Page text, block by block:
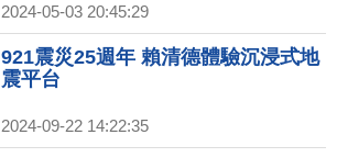
2024-05-03 20:45:29
921震災25週年 賴清德體驗沉浸式地
震平台
2024-09-22 14:22:35